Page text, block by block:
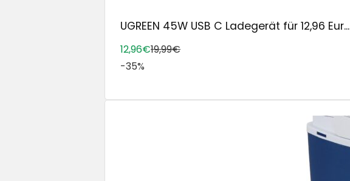
UGREEN 45W USB C Ladegerät für 12,96 Eur...
12,96€19,99€
-35%